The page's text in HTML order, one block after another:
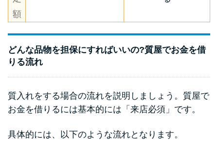
額
どんな品物を担保にすればいいの?質屋でお金を借
りる流れ
質入れをする場合の流れを説明しましょう。質屋で
お金を借りるには基本的には「来店必須」です。
具体的には、以下のような流れとなります。